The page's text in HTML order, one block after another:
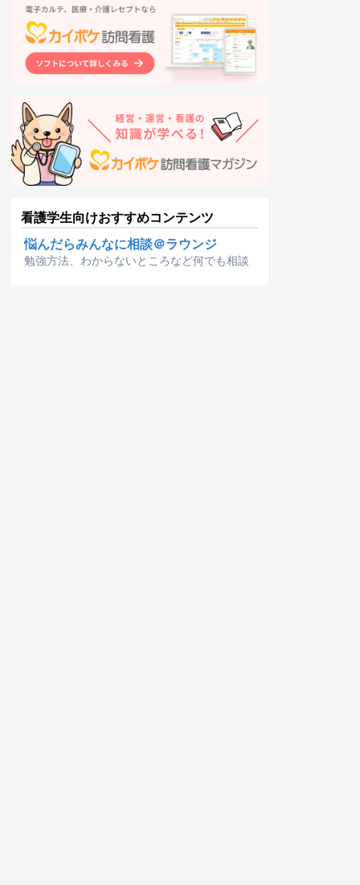
看護学生向けおすすめコンテンツ
悩んだらみんなに相談＠ラウンジ
勉強方法、わからないところなど何でも相談